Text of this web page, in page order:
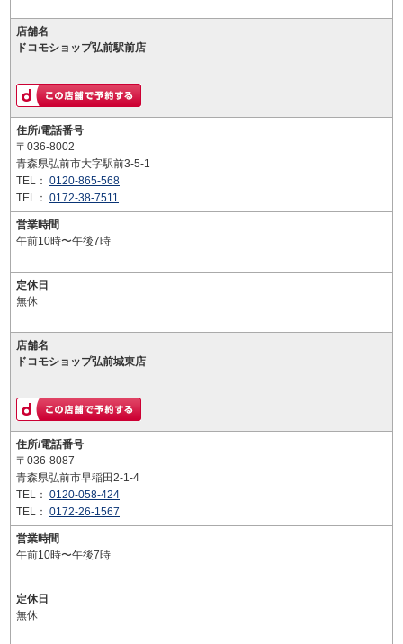
店舗名
ドコモショップ弘前駅前店
住所/電話番号
〒036-8002
青森県弘前市大字駅前3-5-1
TEL： 0120-865-568
TEL： 0172-38-7511
営業時間
午前10時〜午後7時
定休日
無休
店舗名
ドコモショップ弘前城東店
住所/電話番号
〒036-8087
青森県弘前市早稲田2-1-4
TEL： 0120-058-424
TEL： 0172-26-1567
営業時間
午前10時〜午後7時
定休日
無休